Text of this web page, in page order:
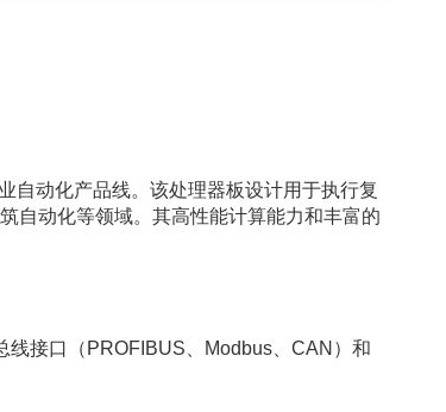
自动化产品线。该处理器板设计用于执行复
自动化等领域。其高性能计算能力和丰富的
线接口（PROFIBUS、Modbus、CAN）和